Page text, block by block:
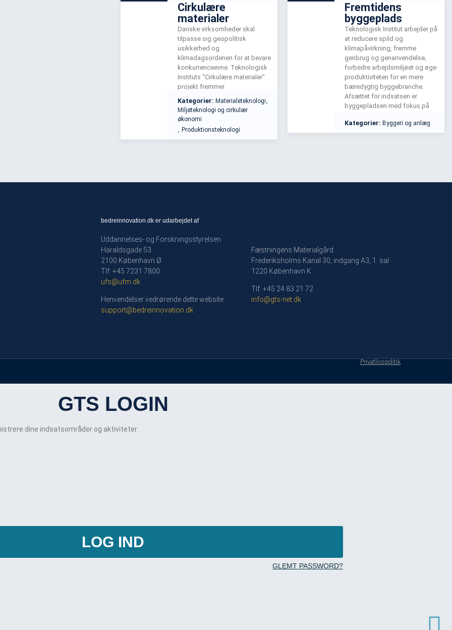
Cirkulære
materialer
Danske virksomheder skal
tilpasse sig geopolitisk
usikkerhed og
klimadagsordenen for at bevare
konkurrenceevne. Teknologisk
Instituts "Cirkulære materialer"
projekt fremmer
teknologi og samarbejde og
sikre herigennem værdiskabelse
brancher.
Kategorier:Materialeteknologi,
Miljøteknologi og cirkulær
økonomi
, Produktionsteknologi
Fremtidens
byggeplads
Teknologisk Institut arbejder på
at reducere spild og
klimapåvirkning, fremme
genbrug og genanvendelse,
forbedre arbejdsmiljøet og øge
produktiviteten for en mere
bæredygtig byggebranche.
Afsættet for indsatsen er
byggepladsen med fokus på
Kategorier:Byggeri og anlæg
bedreinnovation.dk er udarbejdet af
Uddannelses- og Forskningsstyrelsen
Haraldsgade 53
2100 København Ø
Tlf: +45 7231 7800
ufs@ufm.dk
Henvendelser vedrørende dette website:
support@bedreinnovation.dk
Fæstningens Materialgård
Frederiksholms Kanal 30, indgang A3, 1. sal
1220 København K
Tlf: +45 24 83 21 72
info@gts-net.dk
Privatlivspolitik
GTS LOGIN
dine indsatsområder og aktiviteter.
LOG IND
GLEMT PASSWORD?